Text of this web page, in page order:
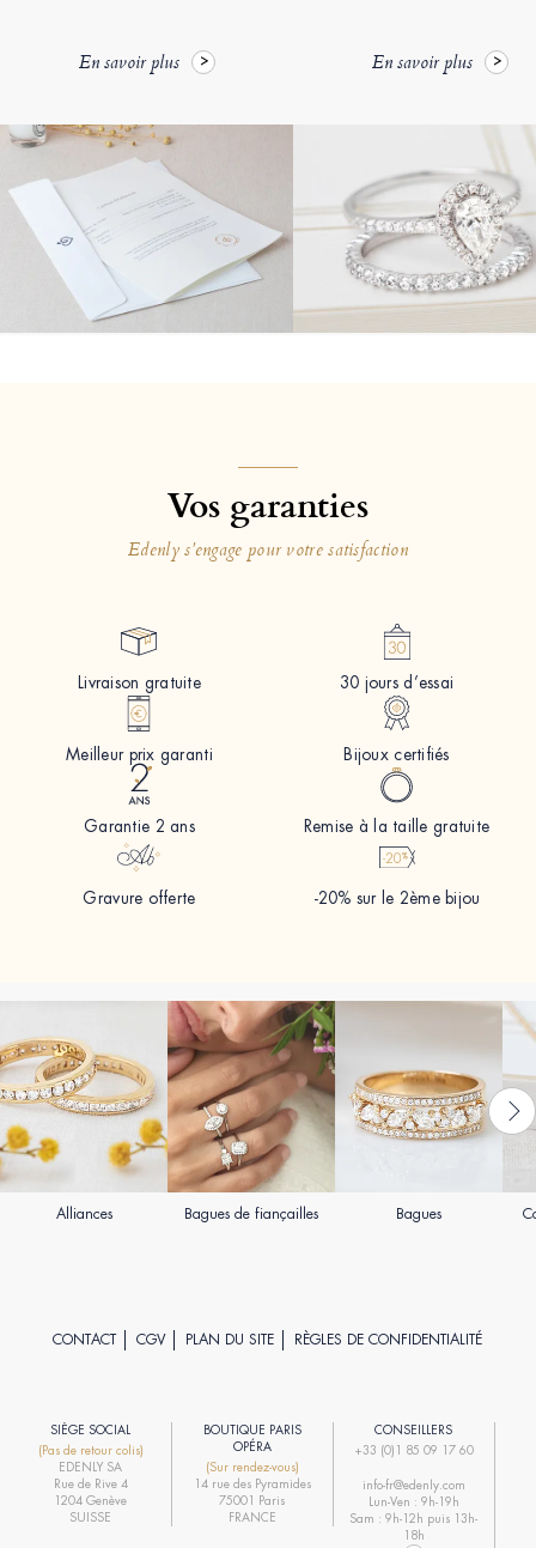
En savoir plus En savoir plus
Vos garanties
Edenly s'engage pour votre satisfaction
Livraison gratuite 30 jours d’essai
Meilleur prix garanti Bijoux certifiés
Garantie 2 ans Remise à la taille gratuite
Gravure offerte -20% sur le 2ème bijou
Alliances Bagues de fiançailles Bagues
CONTACT CGV PLAN DU SITE RÈGLES DE CONFIDENTIALITÉ
SIÈGE SOCIAL
(Pas de retour colis)
EDENLY SA
Rue de Rive 4
1204 Genève
SUISSE
BOUTIQUE PARIS
OPÉRA
(Sur rendez-vous)
14 rue des Pyramides
75001 Paris
FRANCE
CONSEILLERS
+33 (0)1 85 09 17 60
info-fr@edenly.com
Lun-Ven : 9h-19h
Sam : 9h-12h puis 13h-
18h